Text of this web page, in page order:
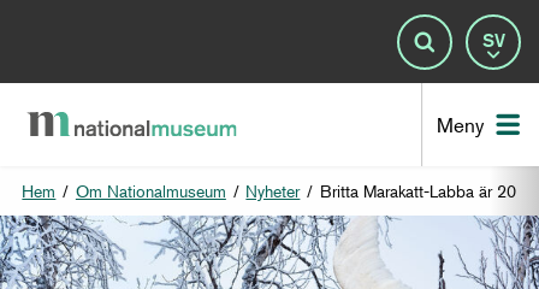
Meny
Sök
Hem / Om Nationalmuseum / Nyheter / Britta Marakatt-Labba är